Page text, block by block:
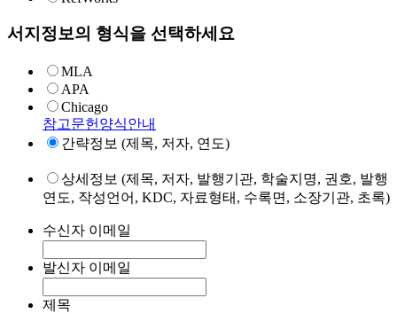
서지정보의 형식을 선택하세요
MLA
APA
Chicago
참고문헌양식안내
간략정보 (제목, 저자, 연도)
상세정보 (제목, 저자, 발행기관, 학술지명, 권호, 발행
연도, 작성언어, KDC, 자료형태, 수록면, 소장기관, 초록)
수신자 이메일
발신자 이메일
제목